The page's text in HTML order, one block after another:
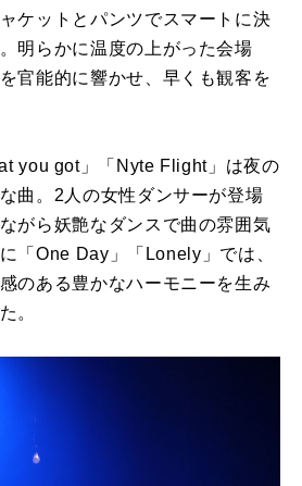
ケットとパンツでスマートに決
明らかに温度の上がった会場
官能的に響かせ、早くも観客を
you got」「Nyte Flight」は夜の
曲。2人の女性ダンサーが登場
がら妖艶なダンスで曲の雰囲気
「One Day」「Lonely」では、
のある豊かなハーモニーを生み
。